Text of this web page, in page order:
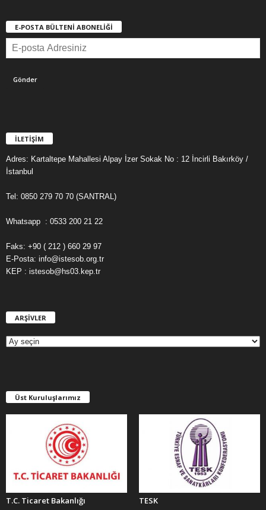
E-POSTA BÜLTENİ ABONELİĞİ
İLETİŞİM
Adres: Kartaltepe Mahallesi Alpay İzer Sokak No : 12 İncirli Bakırköy /
İstanbul
Tel: 0850 279 70 70 (SANTRAL)
Whatsapp : 0533 200 21 22
Faks: +90 ( 212 ) 660 29 97
E-Posta: info@istesob.org.tr
KEP : istesob@hs03.kep.tr
ARŞİVLER
E
R
Üst Kuruluşlarımız
T.C. Ticaret Bakanlığı TESK